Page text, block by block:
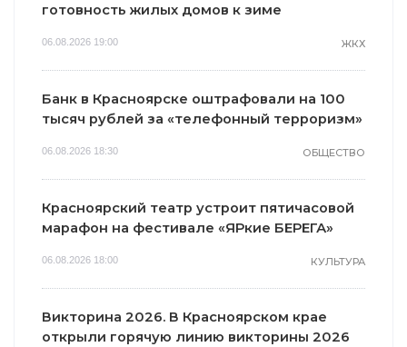
готовность жилых домов к зиме
06.08.2026 19:00 ЖКХ
Банк в Красноярске оштрафовали на 100
тысяч рублей за «телефонный терроризм»
06.08.2026 18:30 ОБЩЕСТВО
Красноярский театр устроит пятичасовой
марафон на фестивале «ЯРкие БЕРЕГА»
06.08.2026 18:00 КУЛЬТУРА
Викторина 2026. В Красноярском крае
открыли горячую линию викторины 2026